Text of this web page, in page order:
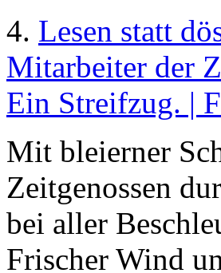
4. Lesen statt
Mitarbeiter der
Ein Streifzug. |
Mit bleierner
Zeitgenossen
bei aller
Frischer Wind